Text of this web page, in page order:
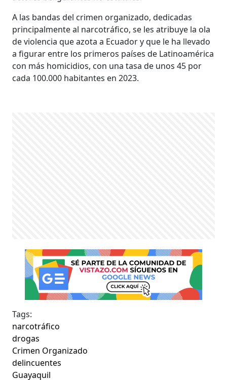
A las bandas del crimen organizado, dedicadas
principalmente al narcotráfico, se les atribuye la ola
de violencia que azota a Ecuador y que le ha llevado
a figurar entre los primeros países de Latinoamérica
con más homicidios, con una tasa de unos 45 por
cada 100.000 habitantes en 2023.
Tags:
narcotráfico
drogas
Crimen Organizado
delincuentes
Guayaquil